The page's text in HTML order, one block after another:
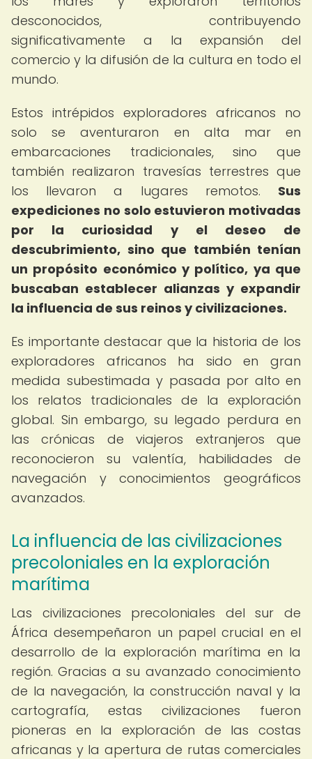
desconocidos, contribuyendo
significativamente a la expansión del
comercio y la difusión de la cultura en todo el
mundo.
Estos intrépidos exploradores africanos no
solo se aventuraron en alta mar en
embarcaciones tradicionales, sino que
también realizaron travesías terrestres que
los llevaron a lugares remotos. Sus
expediciones no solo estuvieron motivadas
por la curiosidad y el deseo de
descubrimiento, sino que también tenían
un propósito económico y político, ya que
buscaban establecer alianzas y expandir
la influencia de sus reinos y civilizaciones.
Es importante destacar que la historia de los
exploradores africanos ha sido en gran
medida subestimada y pasada por alto en
los relatos tradicionales de la exploración
global. Sin embargo, su legado perdura en
las crónicas de viajeros extranjeros que
reconocieron su valentía, habilidades de
navegación y conocimientos geográficos
avanzados.
La influencia de las civilizaciones
precoloniales en la exploración
marítima
Las civilizaciones precoloniales del sur de
África desempeñaron un papel crucial en el
desarrollo de la exploración marítima en la
región. Gracias a su avanzado conocimiento
de la navegación, la construcción naval y la
cartografía, estas civilizaciones fueron
pioneras en la exploración de las costas
africanas y la apertura de rutas comerciales